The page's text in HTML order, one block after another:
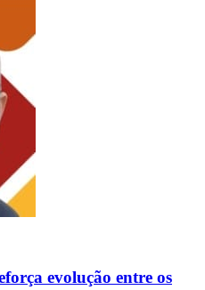
evolução entre os